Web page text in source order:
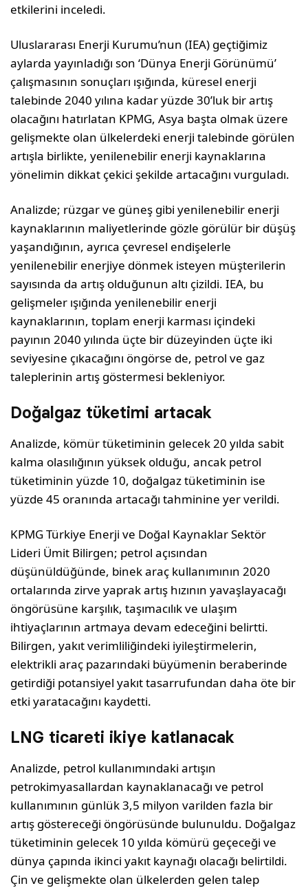
etkilerini inceledi.
Uluslararası Enerji Kurumu’nun (IEA) geçtiğimiz
aylarda yayınladığı son ‘Dünya Enerji Görünümü’
çalışmasının sonuçları ışığında, küresel enerji
talebinde 2040 yılına kadar yüzde 30’luk bir artış
olacağını hatırlatan KPMG, Asya başta olmak üzere
gelişmekte olan ülkelerdeki enerji talebinde görülen
artışla birlikte, yenilenebilir enerji kaynaklarına
yönelimin dikkat çekici şekilde artacağını vurguladı.
Analizde; rüzgar ve güneş gibi yenilenebilir enerji
kaynaklarının maliyetlerinde gözle görülür bir düşüş
yaşandığının, ayrıca çevresel endişelerle
yenilenebilir enerjiye dönmek isteyen müşterilerin
sayısında da artış olduğunun altı çizildi. IEA, bu
gelişmeler ışığında yenilenebilir enerji
kaynaklarının, toplam enerji karması içindeki
payının 2040 yılında üçte bir düzeyinden üçte iki
seviyesine çıkacağını öngörse de, petrol ve gaz
taleplerinin artış göstermesi bekleniyor.
Doğalgaz tüketimi artacak
Analizde, kömür tüketiminin gelecek 20 yılda sabit
kalma olasılığının yüksek olduğu, ancak petrol
tüketiminin yüzde 10, doğalgaz tüketiminin ise
yüzde 45 oranında artacağı tahminine yer verildi.
KPMG Türkiye Enerji ve Doğal Kaynaklar Sektör
Lideri Ümit Bilirgen; petrol açısından
düşünüldüğünde, binek araç kullanımının 2020
ortalarında zirve yaprak artış hızının yavaşlayacağı
öngörüsüne karşılık, taşımacılık ve ulaşım
ihtiyaçlarının artmaya devam edeceğini belirtti.
Bilirgen, yakıt verimliliğindeki iyileştirmelerin,
elektrikli araç pazarındaki büyümenin beraberinde
getirdiği potansiyel yakıt tasarrufundan daha öte bir
etki yaratacağını kaydetti.
LNG ticareti ikiye katlanacak
Analizde, petrol kullanımındaki artışın
petrokimyasallardan kaynaklanacağı ve petrol
kullanımının günlük 3,5 milyon varilden fazla bir
artış göstereceği öngörüsünde bulunuldu. Doğalgaz
tüketiminin gelecek 10 yılda kömürü geçeceği ve
dünya çapında ikinci yakıt kaynağı olacağı belirtildi.
Çin ve gelişmekte olan ülkelerden gelen talep